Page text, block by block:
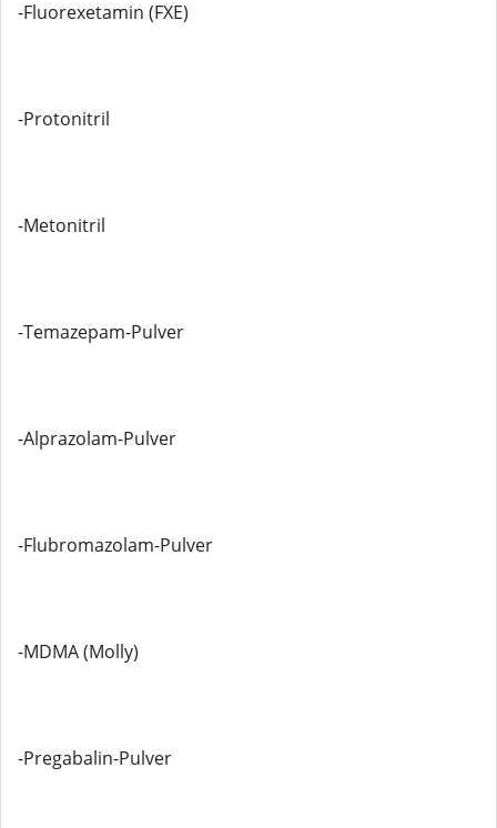
-Fluorexetamin (FXE)
-Protonitril
-Metonitril
-Temazepam-Pulver
-Alprazolam-Pulver
-Flubromazolam-Pulver
-MDMA (Molly)
-Pregabalin-Pulver